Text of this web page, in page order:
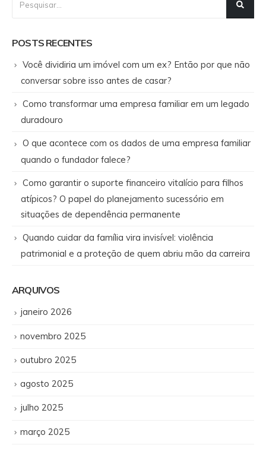
POSTS RECENTES
Você dividiria um imóvel com um ex? Então por que não
conversar sobre isso antes de casar?
Como transformar uma empresa familiar em um legado
duradouro
O que acontece com os dados de uma empresa familiar
quando o fundador falece?
Como garantir o suporte financeiro vitalício para filhos
atípicos? O papel do planejamento sucessório em
situações de dependência permanente
Quando cuidar da família vira invisível: violência
patrimonial e a proteção de quem abriu mão da carreira
ARQUIVOS
janeiro 2026
novembro 2025
outubro 2025
agosto 2025
julho 2025
março 2025